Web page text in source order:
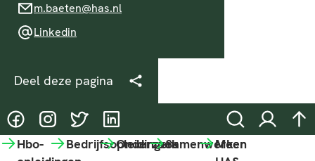
m.baeten@has.nl
m.baeten@has.nl
Linkedin
Linkedin
Deel deze pagina
@HASgreenacademy
@HASgreenacademy
@greenacademyHAS
@HASgreenacademy ZoekenInloggen
Hbo-
Bedrijfsopleidingen
OnderzoekSamenwerken
Meer